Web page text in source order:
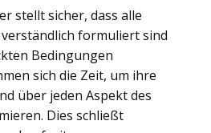
stellt sicher, dass alle
formuliert sind
Bedingungen
sich die Zeit, um ihre
über jeden Aspekt des
Dies schließt